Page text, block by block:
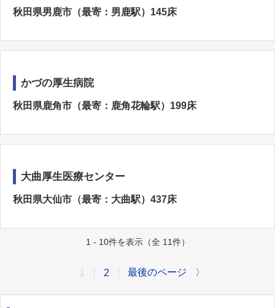
秋田県男鹿市（最寄：男鹿駅）145床
かづの厚生病院
秋田県鹿角市（最寄：鹿角花輪駅）199床
大曲厚生医療センター
秋田県大仙市（最寄：大曲駅）437床
1 - 10件を表示（全 11件）
2 最後のページ 〉